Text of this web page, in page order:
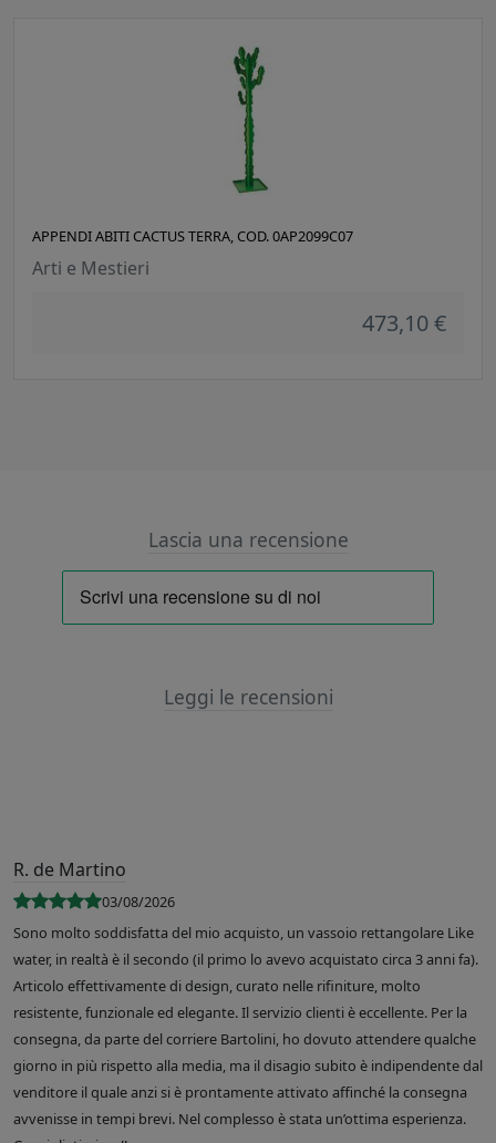
APPENDI ABITI CACTUS TERRA, COD. 0AP2099C07
Arti e Mestieri
473,10 €
Lascia una recensione
Leggi le recensioni
R. de Martino
03/08/2026
Sono molto soddisfatta del mio acquisto, un vassoio rettangolare Like
water, in realtà è il secondo (il primo lo avevo acquistato circa 3 anni fa).
Articolo effettivamente di design, curato nelle rifiniture, molto
resistente, funzionale ed elegante. Il servizio clienti è eccellente. Per la
consegna, da parte del corriere Bartolini, ho dovuto attendere qualche
giorno in più rispetto alla media, ma il disagio subito è indipendente dal
venditore il quale anzi si è prontamente attivato affinché la consegna
avvenisse in tempi brevi. Nel complesso è stata un’ottima esperienza.